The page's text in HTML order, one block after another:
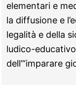
elementari e
la diffusione e
legalità e della
ludico-
dell’“imparare